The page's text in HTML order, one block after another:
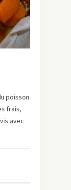
poisson
frais,
avec